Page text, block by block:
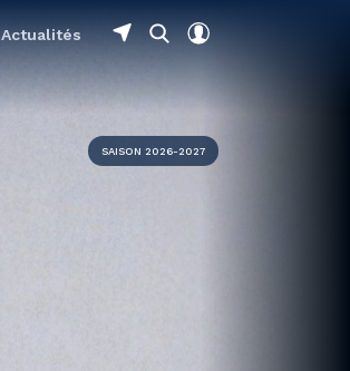
Actualités
SAISON 2026-2027